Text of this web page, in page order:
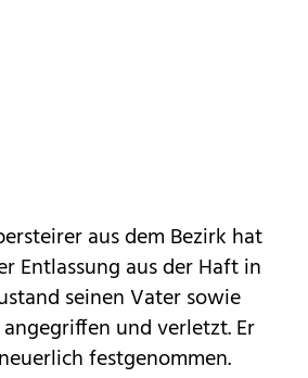
aus dem Bezirk hat
Entlassung aus der Haft in
seinen Vater sowie
und verletzt. Er
festgenommen.